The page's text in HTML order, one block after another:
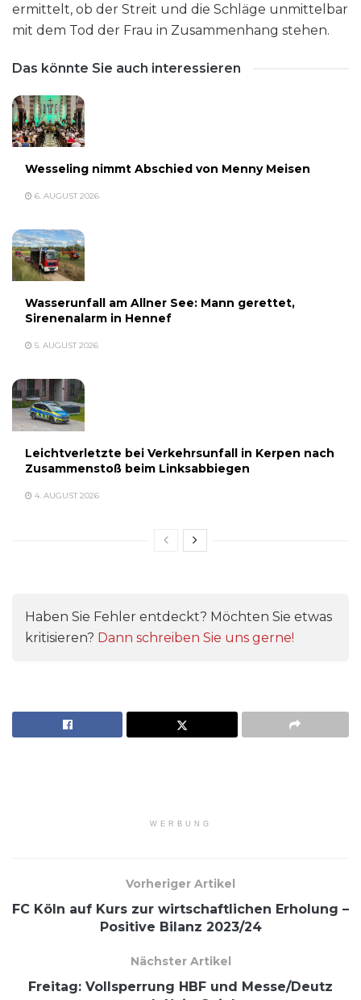
ermittelt, ob der Streit und die Schläge unmittelbar
mit dem Tod der Frau in Zusammenhang stehen.
Das könnte Sie auch interessieren
Wesseling nimmt Abschied von Menny Meisen
6. AUGUST 2026
Wasserunfall am Allner See: Mann gerettet,
Sirenenalarm in Hennef
5. AUGUST 2026
Leichtverletzte bei Verkehrsunfall in Kerpen nach
Zusammenstoß beim Linksabbiegen
4. AUGUST 2026
Haben Sie Fehler entdeckt? Möchten Sie etwas
kritisieren? Dann schreiben Sie uns gerne!
WERBUNG
Vorheriger Artikel
FC Köln auf Kurs zur wirtschaftlichen Erholung –
Positive Bilanz 2023/24
Nächster Artikel
Freitag: Vollsperrung HBF und Messe/Deutz